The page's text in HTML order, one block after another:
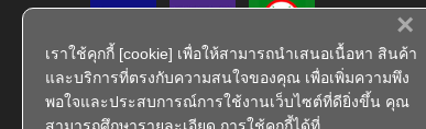
×
เราใช้คุกกี้ [cookie] เพื่อให้สามารถนำเสนอเนื้อหา สินค้า
และบริการที่ตรงกับความสนใจของคุณ เพื่อเพิ่มความพึง
พอใจและประสบการณ์การใช้งานเว็บไซต์ที่ดียิ่งขึ้น คุณ